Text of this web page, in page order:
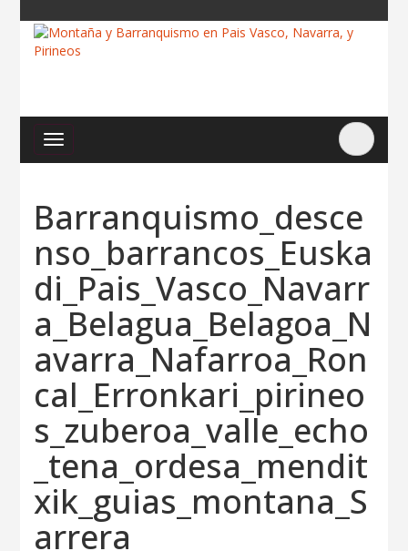
Barranquismo_desce
nso_barrancos_Euska
di_Pais_Vasco_Navarr
a_Belagua_Belagoa_N
avarra_Nafarroa_Ron
cal_Erronkari_pirineo
s_zuberoa_valle_echo
_tena_ordesa_mendit
xik_guias_montana_S
arrera